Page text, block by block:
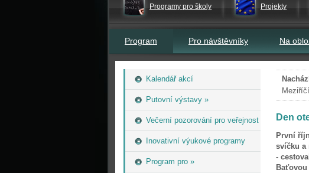
Programy pro školy Projekty
Program Pro návštěvníky Na
Kalendář akcí
Putovní výstavy »
Večerní pozorování pro veřejnost
Inovativní výukové programy
Program pro »
Den
První
svíčku a
-